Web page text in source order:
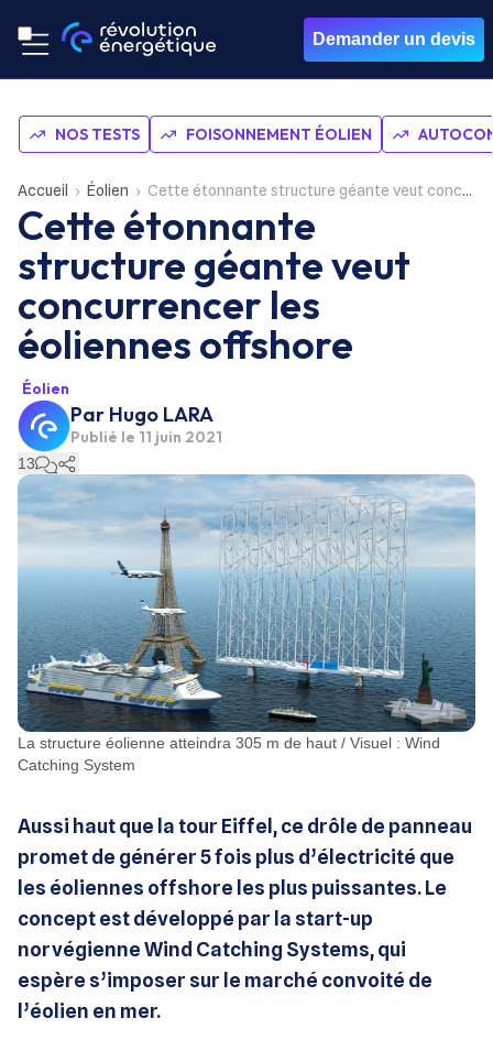
Demander un devis
NOS TESTS FOISONNEMENT ÉOLIEN
Accueil Éolien Cette étonnante structure géante veut concurrencer les éoliennes offshore
Cette étonnante
structure géante veut
concurrencer les
éoliennes offshore
Éolien
Par Hugo LARA
Publié le 11 juin 2021
13
La structure éolienne atteindra 305 m de haut / Visuel : Wind
Catching System
Aussi haut que la tour Eiffel, ce drôle de panneau
promet de générer 5 fois plus d’électricité que
les éoliennes offshore les plus puissantes. Le
concept est développé par la start-up
norvégienne Wind Catching Systems, qui
espère s’imposer sur le marché convoité de
l’éolien en mer.